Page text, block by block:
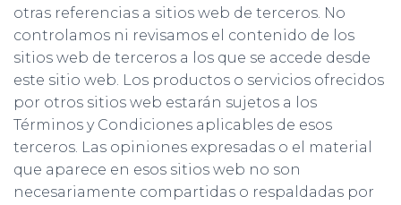
otras referencias a sitios web de terceros. No
controlamos ni revisamos el contenido de los
sitios web de terceros a los que se accede desde
este sitio web. Los productos o servicios ofrecidos
por otros sitios web estarán sujetos a los
Términos y Condiciones aplicables de esos
terceros. Las opiniones expresadas o el material
que aparece en esos sitios web no son
necesariamente compartidas o respaldadas por